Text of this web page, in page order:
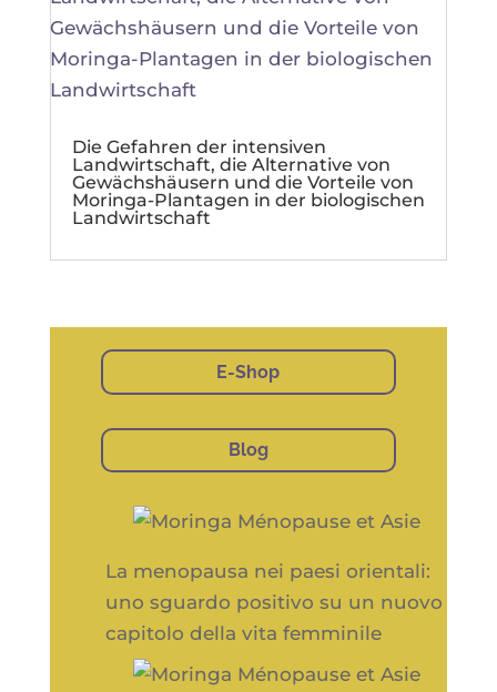
Die Gefahren der intensiven
Landwirtschaft, die Alternative von
Gewächshäusern und die Vorteile von
Moringa-Plantagen in der biologischen
Landwirtschaft
E-Shop
Blog
La menopausa nei paesi orientali:
uno sguardo positivo su un nuovo
capitolo della vita femminile